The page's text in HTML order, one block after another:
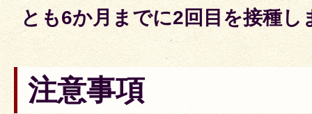
とも6か月までに2回目を接種し
注意事項